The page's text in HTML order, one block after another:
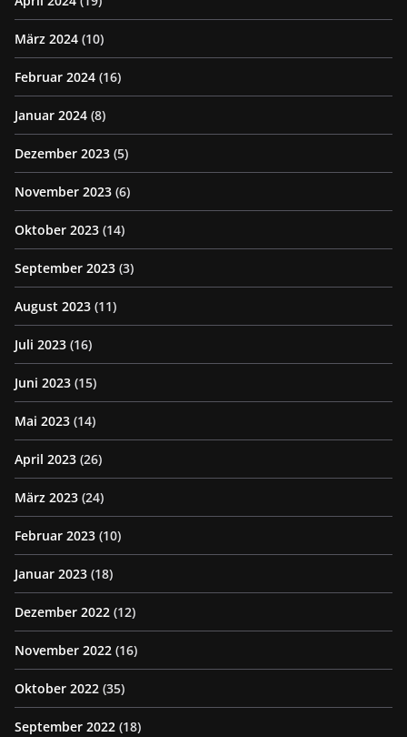
März 2024 (10)
Februar 2024 (16)
Januar 2024 (8)
Dezember 2023 (5)
November 2023 (6)
Oktober 2023 (14)
September 2023 (3)
August 2023 (11)
Juli 2023 (16)
Juni 2023 (15)
Mai 2023 (14)
April 2023 (26)
März 2023 (24)
Februar 2023 (10)
Januar 2023 (18)
Dezember 2022 (12)
November 2022 (16)
Oktober 2022 (35)
September 2022 (18)